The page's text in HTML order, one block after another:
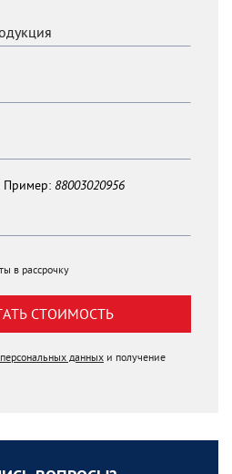
Пример: 88003020956
в рассрочку
СТОИМОСТЬ
данных и получение